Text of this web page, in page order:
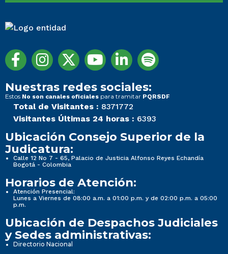
Nuestras redes sociales:
Estos No son canales oficiales para tramitar PQRSDF
Total de Visitantes : 8371772
Visitantes Últimas 24 horas : 6393
Ubicación Consejo Superior de la
Judicatura:
Calle 12 No 7 - 65, Palacio de Justicia Alfonso Reyes Echandía
Bogotá - Colombia
Horarios de Atención:
Atención Presencial:
Lunes a Viernes de 08:00 a.m. a 01:00 p.m. y de 02:00 p.m. a 05:00
p.m.
Ubicación de Despachos Judiciales
y Sedes administrativas:
Directorio Nacional